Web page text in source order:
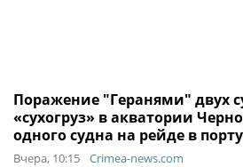
Поражение "Геранями" двух
«сухогруз» в акватории
одного судна на рейде в
Вчера, 10:15 Crimea-news.com